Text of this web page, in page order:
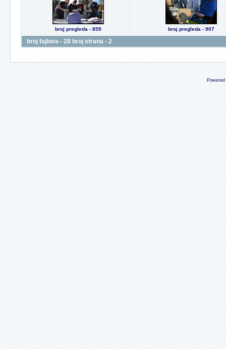
broj pregleda - 859 broj pregleda - 907
broj fajlova - 28 broj strana - 2